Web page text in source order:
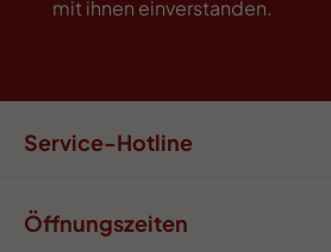
mit ihnen einverstanden.
Service-Hotline
Öffnungszeiten